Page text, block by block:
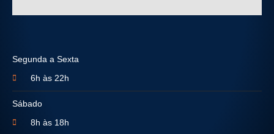
Segunda a Sexta
6h às 22h
Sábado
8h às 18h